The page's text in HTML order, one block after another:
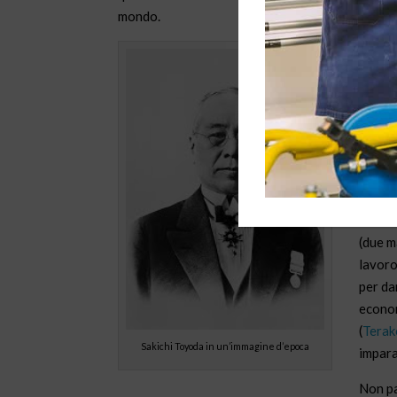
mondo.
Sakichi Toyoda in un’immagine d’epoca
Il
il
(due
per
(
Non